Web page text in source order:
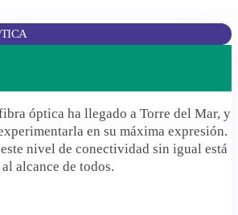
óptica ha llegado a Torre del Mar, y
en su máxima expresión.
nivel de conectividad sin igual está
al alcance de todos.